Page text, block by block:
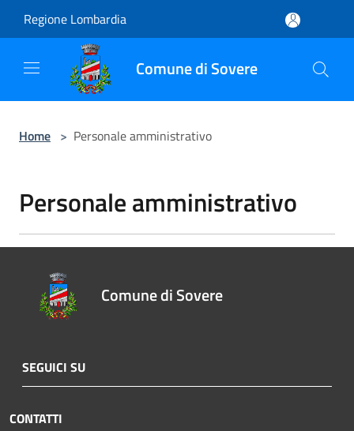
Regione Lombardia
Comune di Sovere
Home > Personale amministrativo
Personale amministrativo
Comune di Sovere
SEGUICI SU
CONTATTI